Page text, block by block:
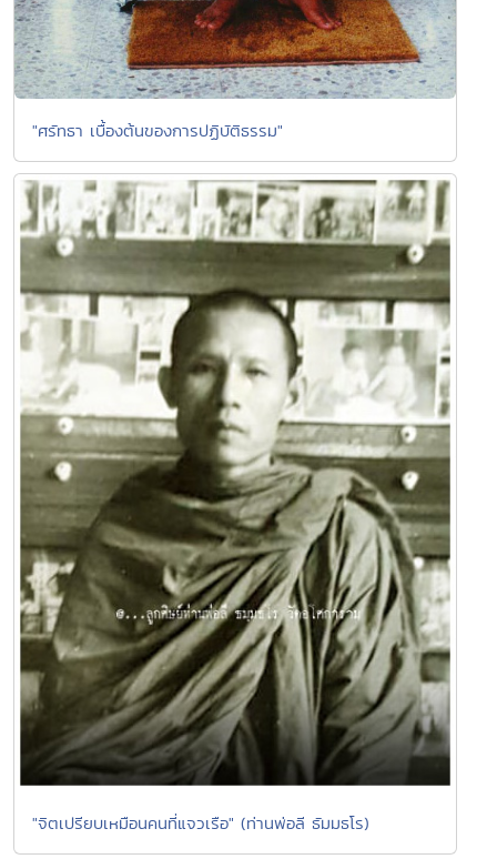
"ศรัทธา เบื้องต้นของการปฏิบัติธรรม"
"จิตเปรียบเหมือนคนที่แจวเรือ" (ท่านพ่อลี ธัมมธโร)